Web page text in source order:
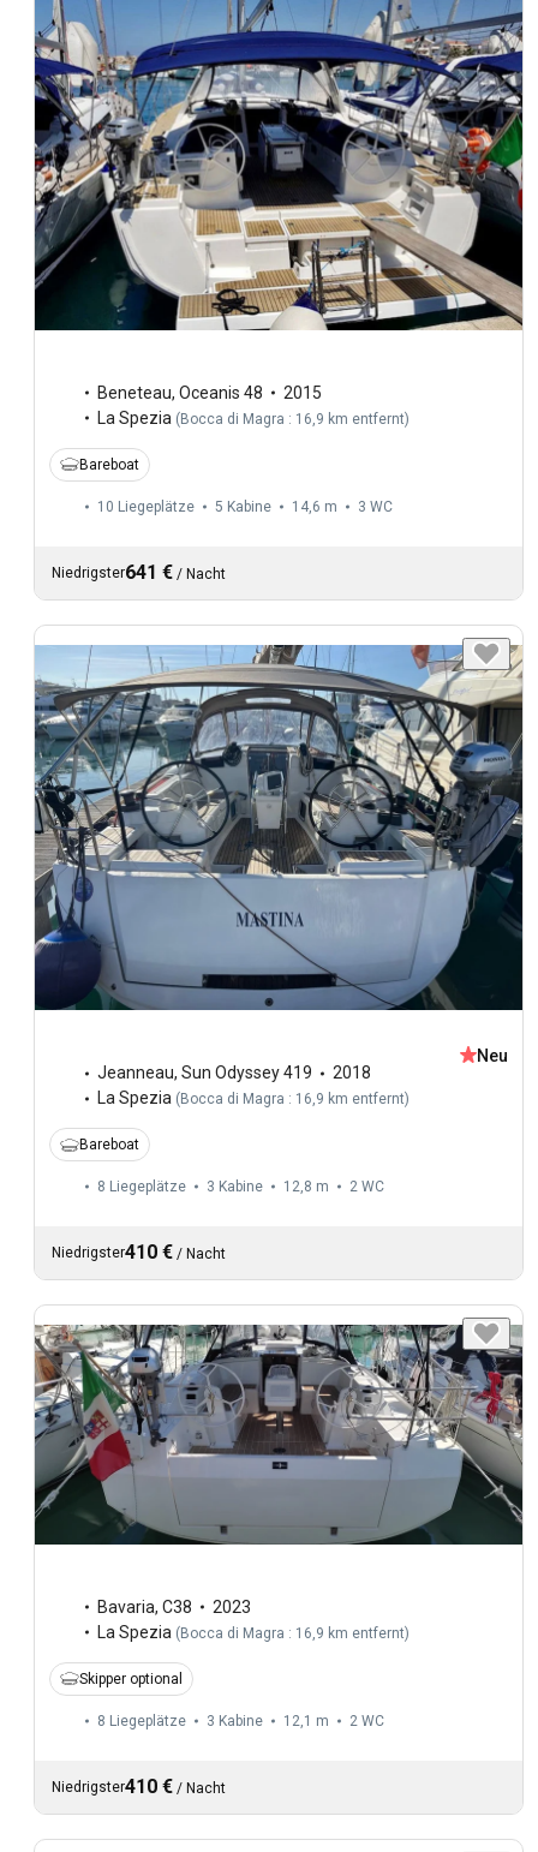
Beneteau, Oceanis 48
2015
La Spezia (Bocca di Magra : 16,9 km entfernt)
Bareboat
10 Liegeplätze 5 Kabine 14,6 m 3 WC
Niedrigster641 € / Nacht
Jeanneau, Sun Odyssey 419
2018
La Spezia ( Bocca di Magra : 16,9 km entfernt)
Neu
Bareboat
8 Liegeplätze 3 Kabine 12,8 m 2 WC
Niedrigster410 € / Nacht
Bavaria, C38
2023
La Spezia (Bocca di Magra : 16,9 km entfernt)
Skipper optional
8 Liegeplätze 3 Kabine 12,1 m 2 WC
Niedrigster410 € / Nacht